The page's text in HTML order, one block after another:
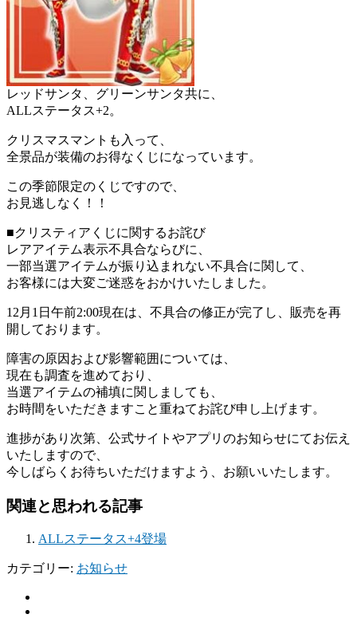
レッドサンタ、グリーンサンタ共に、
ALLステータス+2。
クリスマスマントも入って、
全景品が装備のお得なくじになっています。
この季節限定のくじですので、
お見逃しなく！！
■クリスティアくじに関するお詫び
レアアイテム表示不具合ならびに、
一部当選アイテムが振り込まれない不具合に関して、
お客様には大変ご迷惑をおかけいたしました。
12月1日午前2:00現在は、不具合の修正が完了し、販売を再
開しております。
障害の原因および影響範囲については、
現在も調査を進めており、
当選アイテムの補填に関しましても、
お時間をいただきますこと重ねてお詫び申し上げます。
進捗があり次第、公式サイトやアプリのお知らせにてお伝え
いたしますので、
今しばらくお待ちいただけますよう、お願いいたします。
関連と思われる記事
ALLステータス+4登場
カテゴリー: お知らせ